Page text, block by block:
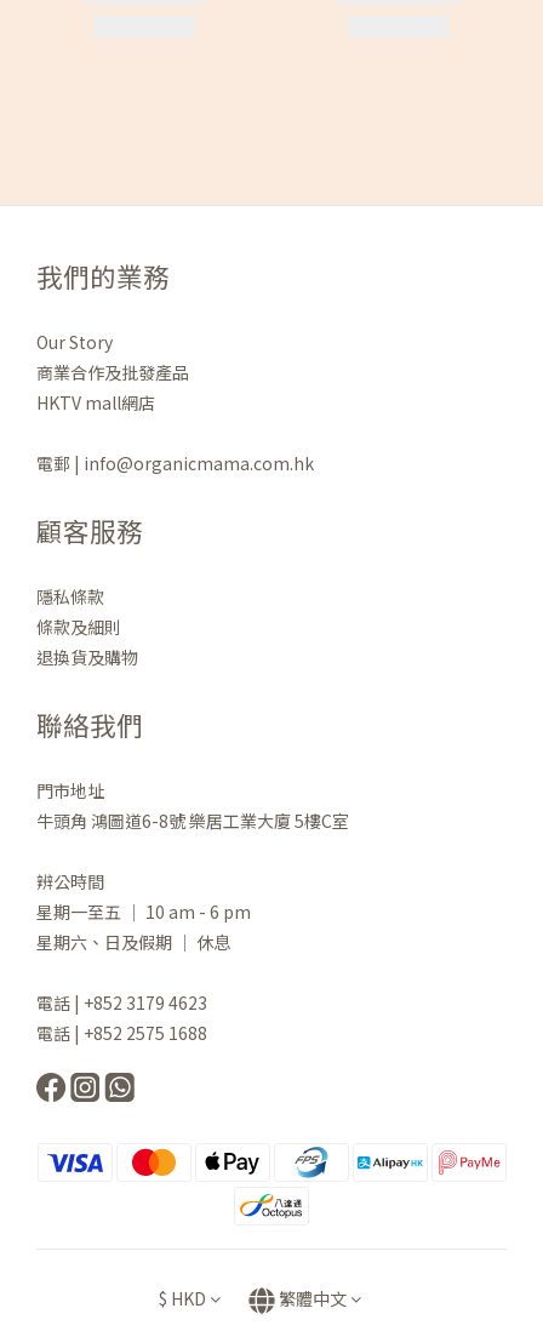
我們的業務
Our Story
商業合作及批發產品
HKTV mall網店
電郵 | info@organicmama.com.hk
顧客服務
隱私條款
條款及細則
退換貨及購物
聯絡我們
門市地址
牛頭角 鴻圖道6-8號 樂居工業大廈 5樓C室
辨公時間
星期一至五 ｜ 10 am - 6 pm
星期六、日及假期 ｜ 休息
電話 | +852 3179 4623
電話 | +852 2575 1688
$ HKD 繁體中文